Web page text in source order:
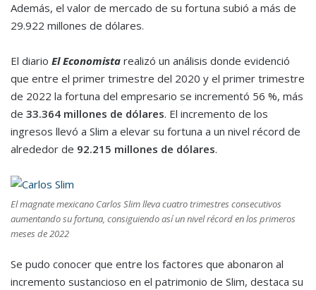
Además, el valor de mercado de su fortuna subió a más de
29.922 millones de dólares.
El diario El Economista realizó un análisis donde evidenció
que entre el primer trimestre del 2020 y el primer trimestre
de 2022 la fortuna del empresario se incrementó 56 %, más
de 33.364 millones de dólares. El incremento de los
ingresos llevó a Slim a elevar su fortuna a un nivel récord de
alrededor de 92.215 millones de dólares.
El magnate mexicano Carlos Slim lleva cuatro trimestres consecutivos
aumentando su fortuna, consiguiendo así un nivel récord en los primeros
meses de 2022
Se pudo conocer que entre los factores que abonaron al
incremento sustancioso en el patrimonio de Slim, destaca su